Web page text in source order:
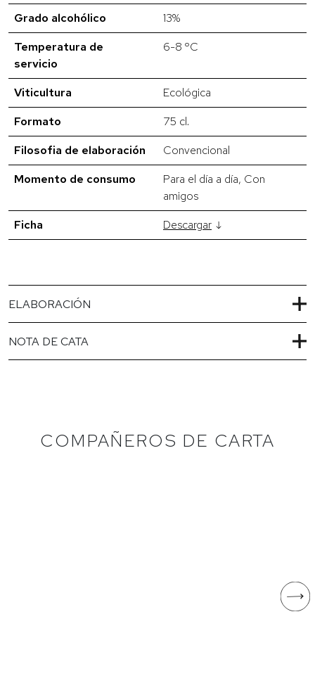
Grado alcohólico
13%
Temperatura de
servicio
6-8 ºC
Viticultura
Ecológica
Formato
75 cl.
Filosofia de elaboración
Convencional
Momento de consumo
Para el día a día, Con
amigos
Ficha
Descargar
ELABORACIÓN
NOTA DE CATA
COMPAÑEROS DE CARTA